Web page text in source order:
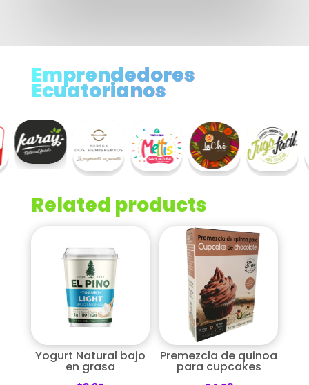
Emprendedores
Ecuatorianos
Related products
Yogurt Natural bajo
en grasa
Premezcla de quinoa
para cupcakes